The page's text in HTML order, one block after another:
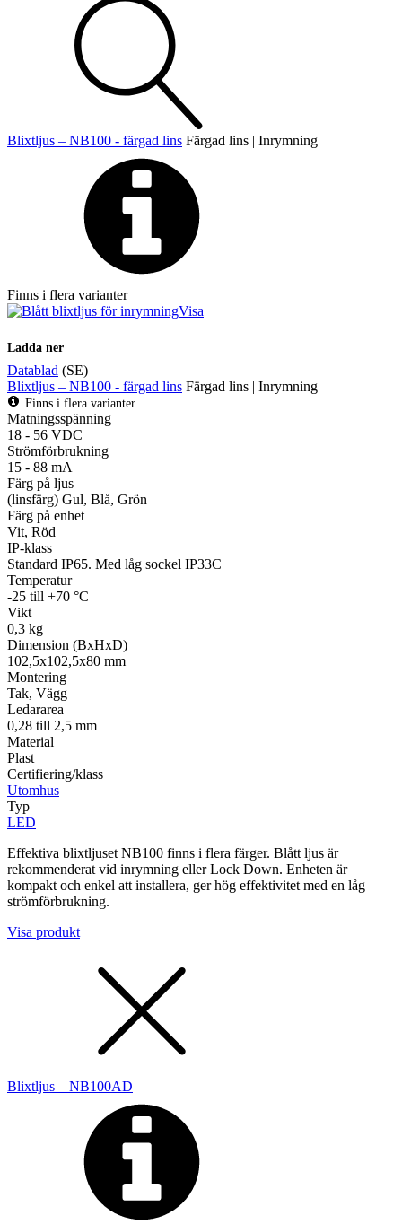
LED-indikatorerDetektorer
LarmkommunikationStrömförsörjning
Blixtljus – NB100 - färgad lins Färgad lins | Inrymning
Finns i flera varianter
Visa
Ladda ner
Datablad (SE)
Blixtljus – NB100 - färgad lins Färgad lins | Inrymning
Finns i flera varianter
Matningsspänning
18 - 56 VDC
Strömförbrukning
15 - 88 mA
Färg på ljus
(linsfärg) Gul, Blå, Grön
Färg på enhet
Vit, Röd
IP-klass
Standard IP65. Med låg sockel IP33C
Temperatur
-25 till +70 °C
Vikt
0,3 kg
Dimension (BxHxD)
102,5x102,5x80 mm
Montering
Tak, Vägg
Ledararea
0,28 till 2,5 mm
Material
Plast
Certifiering/klass
Utomhus
Typ
LED
Effektiva blixtljuset NB100 finns i flera färger. Blått ljus är
rekommenderat vid inrymning eller Lock Down. Enheten är
kompakt och enkel att installera, ger hög effektivitet med en låg
strömförbrukning.
Visa produkt
Blixtljus – NB100AD